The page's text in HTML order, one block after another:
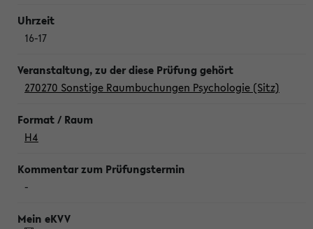
16-17
270270 Sonstige Raumbuchungen Psychologie (Sitz)
H4
-